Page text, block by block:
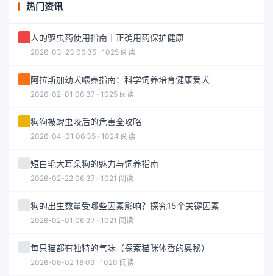
热门资讯
人的驱虫药使用指南｜正确用药保护健康
2026-03-23 06:35 · 1025 阅读
阿拉斯加幼犬喂养指南：科学饲养培育健康爱犬
2026-02-01 06:37 · 1025 阅读
狗狗被蜱虫咬后的危害全攻略
2026-04-01 06:35 · 1024 阅读
短白毛大耳朵狗的魅力与饲养指南
2026-02-22 06:37 · 1021 阅读
狗的出生数量受哪些因素影响？探究15个关键因素
2026-02-01 06:37 · 1021 阅读
每只猫都有独特的气味（探索猫咪体香的奥秘）
2026-06-02 18:09 · 1020 阅读